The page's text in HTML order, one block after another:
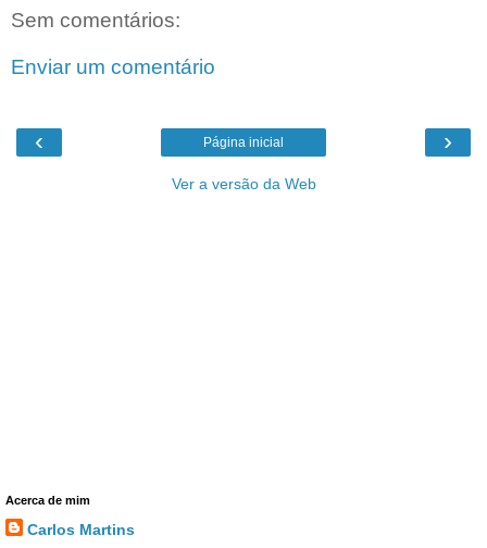
Sem comentários:
Enviar um comentário
‹ ›
Página inicial
Ver a versão da Web
Acerca de mim
Carlos Martins